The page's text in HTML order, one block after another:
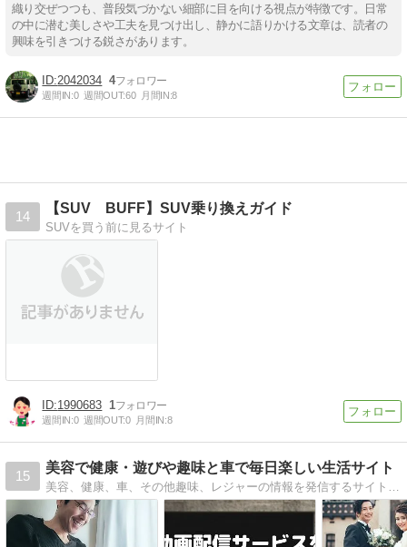
織り交ぜつつも、普段気づかない細部に目を向ける視点が特徴です。日常
の中に潜む美しさや工夫を見つけ出し、静かに語りかける文章は、読者の
興味を引きつける鋭さがあります。
2042034 4
週間IN:0 週間OUT:60 月間IN:8
14
【SUV BUFF】SUV乗り換えガイド
SUVを買う前に見るサイト
1990683 1
週間IN:0 週間OUT:0 月間IN:8
15
美容で健康・遊びや趣味と車で毎日楽しい生活サイト
美容、健康、車、その他趣味、レジャーの情報を発信するサイトです。